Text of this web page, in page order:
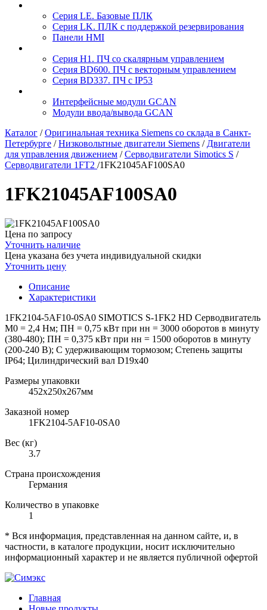
Серия LE. Базовые ПЛК
Серия LK. ПЛК с поддержкой резервирования
Панели HMI
Серия H1. ПЧ со скалярным управлением
Серия BD600. ПЧ с векторным управлением
Серия BD337. ПЧ с IP53
Интерфейсные модули GCAN
Модули ввода/вывода GCAN
Каталог / Оригинальная техника Siemens со склада в Санкт-
Петербурге / Низковольтные двигатели Siemens / Двигатели
для управления движением / Серводвигатели Simotics S /
Серводвигатели 1FT2 /1FK21045AF100SA0
1FK21045AF100SA0
Цена по запросу
Уточнить наличие
Цена указана без учета индивидуальной скидки
Уточнить цену
Описание
Характеристики
1FK2104-5AF10-0SA0 SIMOTICS S-1FK2 HD Серводвигатель
М0 = 2,4 Нм; ПН = 0,75 кВт при нн = 3000 оборотов в минуту
(380-480); ПН = 0,375 кВт при нн = 1500 оборотов в минуту
(200-240 В); С удерживающим тормозом; Степень защиты
IP64; Цилиндрический вал D19x40
Размеры упаковки
452х250х267мм
Заказной номер
1FK2104-5AF10-0SA0
Вес (кг)
3.7
Страна происхождения
Германия
Количество в упаковке
1
* Вся информация, представленная на данном сайте, и, в
частности, в каталоге продукции, носит исключительно
информационный характер и не является публичной офертой
Главная